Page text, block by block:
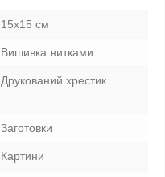
15x15 см
Вишивка нитками
Друкований хрестик
Заготовки
Картини